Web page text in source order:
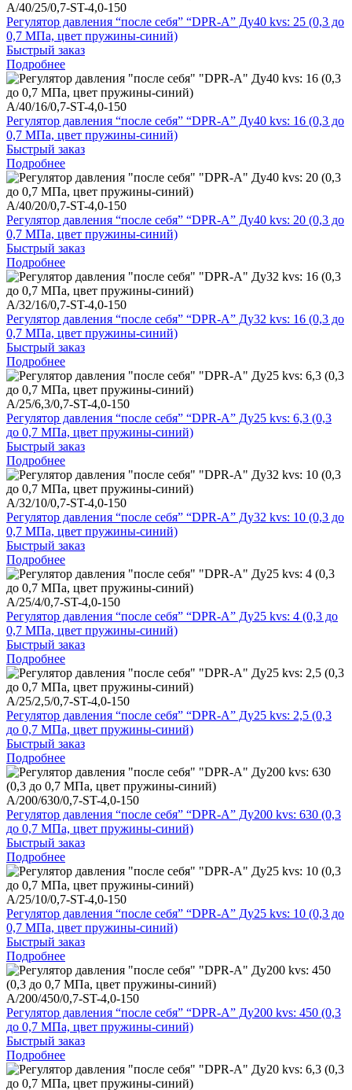
A/40/25/0,7-ST-4,0-150
Регулятор давления “после себя” “DPR-A” Ду40 kvs: 25 (0,3 до
0,7 МПа, цвет пружины-синий)
Быстрый заказ
Подробнее
A/40/16/0,7-ST-4,0-150
Регулятор давления “после себя” “DPR-A” Ду40 kvs: 16 (0,3 до
0,7 МПа, цвет пружины-синий)
Быстрый заказ
Подробнее
A/40/20/0,7-ST-4,0-150
Регулятор давления “после себя” “DPR-A” Ду40 kvs: 20 (0,3 до
0,7 МПа, цвет пружины-синий)
Быстрый заказ
Подробнее
A/32/16/0,7-ST-4,0-150
Регулятор давления “после себя” “DPR-A” Ду32 kvs: 16 (0,3 до
0,7 МПа, цвет пружины-синий)
Быстрый заказ
Подробнее
A/25/6,3/0,7-ST-4,0-150
Регулятор давления “после себя” “DPR-A” Ду25 kvs: 6,3 (0,3
до 0,7 МПа, цвет пружины-синий)
Быстрый заказ
Подробнее
A/32/10/0,7-ST-4,0-150
Регулятор давления “после себя” “DPR-A” Ду32 kvs: 10 (0,3 до
0,7 МПа, цвет пружины-синий)
Быстрый заказ
Подробнее
A/25/4/0,7-ST-4,0-150
Регулятор давления “после себя” “DPR-A” Ду25 kvs: 4 (0,3 до
0,7 МПа, цвет пружины-синий)
Быстрый заказ
Подробнее
A/25/2,5/0,7-ST-4,0-150
Регулятор давления “после себя” “DPR-A” Ду25 kvs: 2,5 (0,3
до 0,7 МПа, цвет пружины-синий)
Быстрый заказ
Подробнее
A/200/630/0,7-ST-4,0-150
Регулятор давления “после себя” “DPR-A” Ду200 kvs: 630 (0,3
до 0,7 МПа, цвет пружины-синий)
Быстрый заказ
Подробнее
A/25/10/0,7-ST-4,0-150
Регулятор давления “после себя” “DPR-A” Ду25 kvs: 10 (0,3 до
0,7 МПа, цвет пружины-синий)
Быстрый заказ
Подробнее
A/200/450/0,7-ST-4,0-150
Регулятор давления “после себя” “DPR-A” Ду200 kvs: 450 (0,3
до 0,7 МПа, цвет пружины-синий)
Быстрый заказ
Подробнее